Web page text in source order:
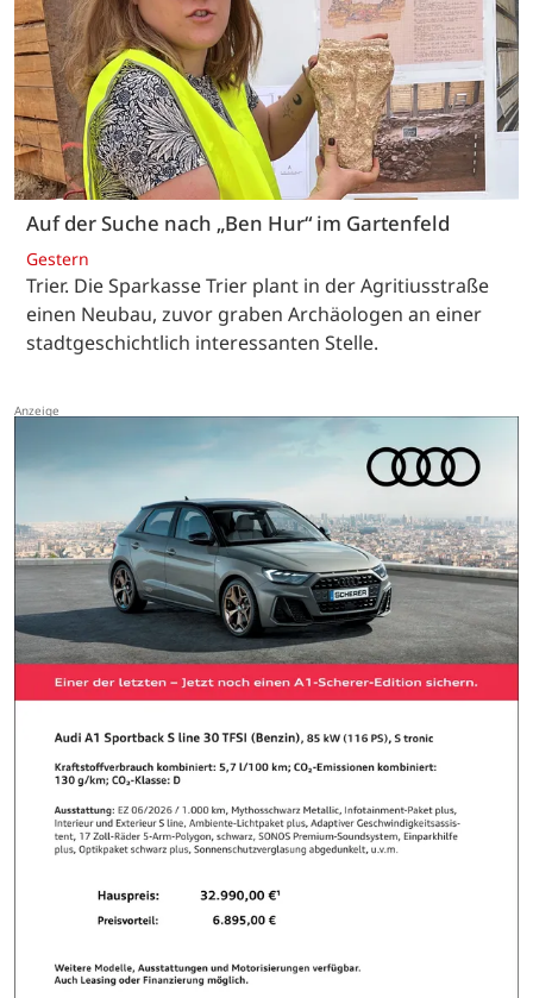
Auf der Suche nach „Ben Hur“ im Gartenfeld
Gestern
Trier. Die Sparkasse Trier plant in der Agritiusstraße
einen Neubau, zuvor graben Archäologen an einer
stadtgeschichtlich interessanten Stelle.